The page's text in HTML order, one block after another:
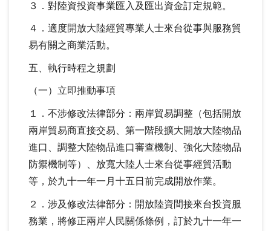
３．對陸資投資事業匯入及匯出資金訂定規範。
４．適度開放大陸經貿專業人士來台從事與服務貿
易有關之商業活動。
五、執行時程之規劃
（一）立即推動事項
１．不涉修改法律部分：兩岸貿易調整（包括開放
兩岸貿易商直接交易、第一階段擴大開放大陸物品
進口、調整大陸物品進口審查機制、強化大陸物品
防禦機制等）、放寬大陸人士來台從事經貿活動
等，於九十一年一月十五日前完成開放作業。
２．涉及修改法律部分：開放陸資間接來台投資服
務業，將修正兩岸人民關係條例，訂於九十一年一